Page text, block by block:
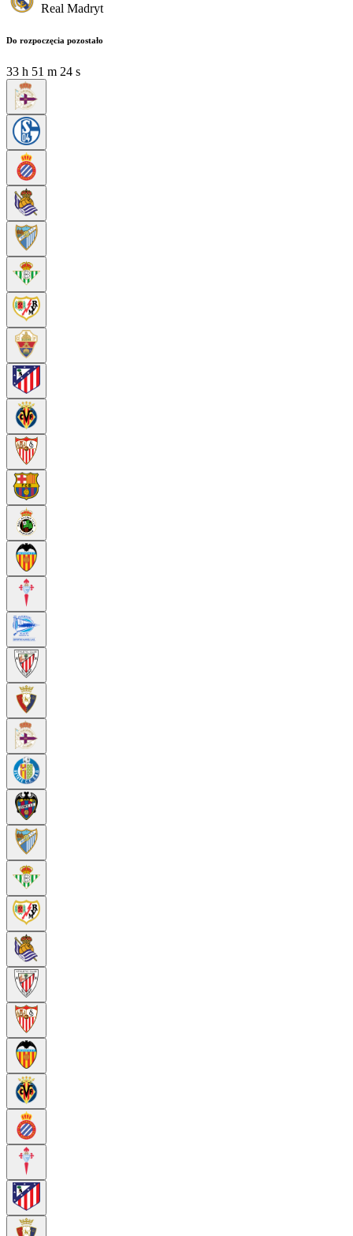
Real Madryt
Do rozpoczęcia pozostało
33 h 51 m 24 s